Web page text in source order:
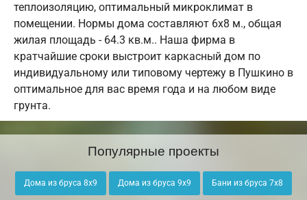
теплоизоляцию, оптимальный микроклимат в
помещении. Нормы дома составляют 6х8 м., общая
жилая площадь - 64.3 кв.м.. Наша фирма в
кратчайшие сроки выстроит каркасный дом по
индивидуальному или типовому чертежу в Пушкино в
оптимальное для вас время года и на любом виде
грунта.
Популярные проекты
Дома из бруса 8х9 Дома из бруса 9х9 Бани из бруса 7х8